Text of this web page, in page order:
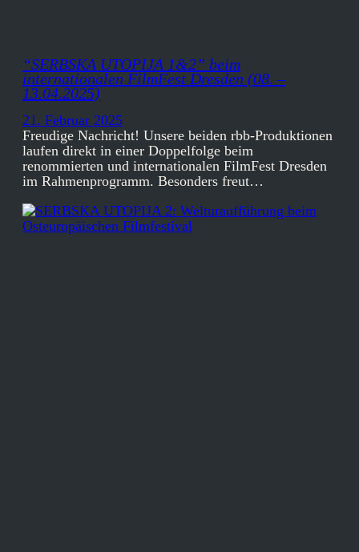
“SERBSKA UTOPIJA 1&2” beim
internationalen FilmFest Dresden (08. –
13.04.2025)
21. Februar 2025
Freudige Nachricht! Unsere beiden rbb-Produktionen
laufen direkt in einer Doppelfolge beim
renommierten und internationalen FilmFest Dresden
im Rahmenprogramm. Besonders freut…